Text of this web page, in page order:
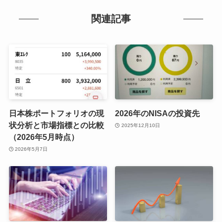
関連記事
日本株ポートフォリオの現
状分析と市場指標との比較
（2026年5月時点）
2026年5月7日
2026年のNISAの投資先
2025年12月10日